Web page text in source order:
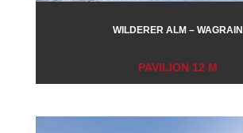
WILDERER ALM – WAGRAIN
PAVILION 12 M